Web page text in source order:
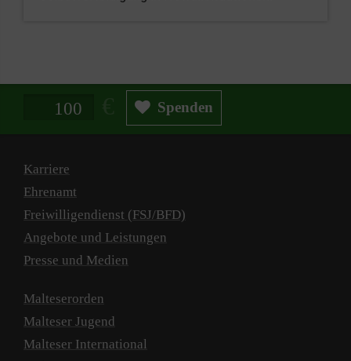
Spendenbetrag in Euro Spenden
Karriere
Ehrenamt
Freiwilligendienst (FSJ/BFD)
Angebote und Leistungen
Presse und Medien
Malteserorden
Malteser Jugend
Malteser International